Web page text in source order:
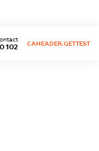
102 CAHEADER.GETTEST